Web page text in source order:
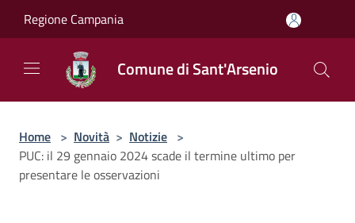
Regione Campania
Comune di Sant'Arsenio
Home > Novità > Notizie >
PUC: il 29 gennaio 2024 scade il termine ultimo per
presentare le osservazioni